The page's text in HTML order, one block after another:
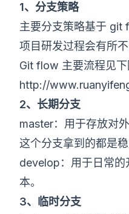
1、分支策略
主要分支策略基于 git
项目研发过程会有所不
Git flow 主要流程见下
http://
2、长期分支
master：用于存放对
这个分支拿到的都是稳
develop：用于日常的
本。
3、临时分支